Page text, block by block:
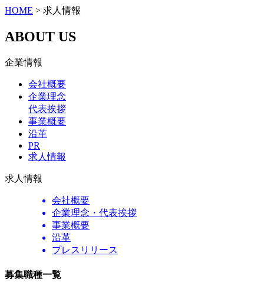
HOME > 求人情報
ABOUT US
企業情報
会社概要
企業理念
代表挨拶
事業概要
沿革
PR
求人情報
求人情報
会社概要
企業理念・代表挨拶
事業概要
沿革
プレスリリース
募集職種一覧